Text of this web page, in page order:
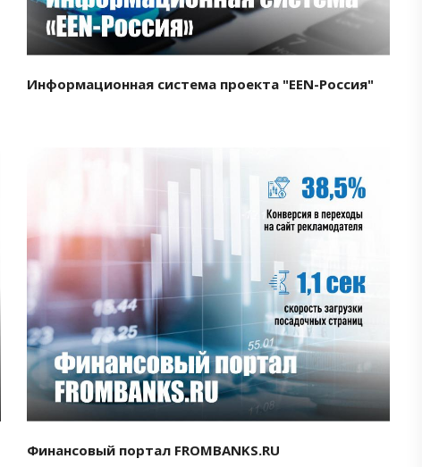
Информационная система проекта "EEN-Россия"
Смотреть проект
Финансовый портал FROMBANKS.RU